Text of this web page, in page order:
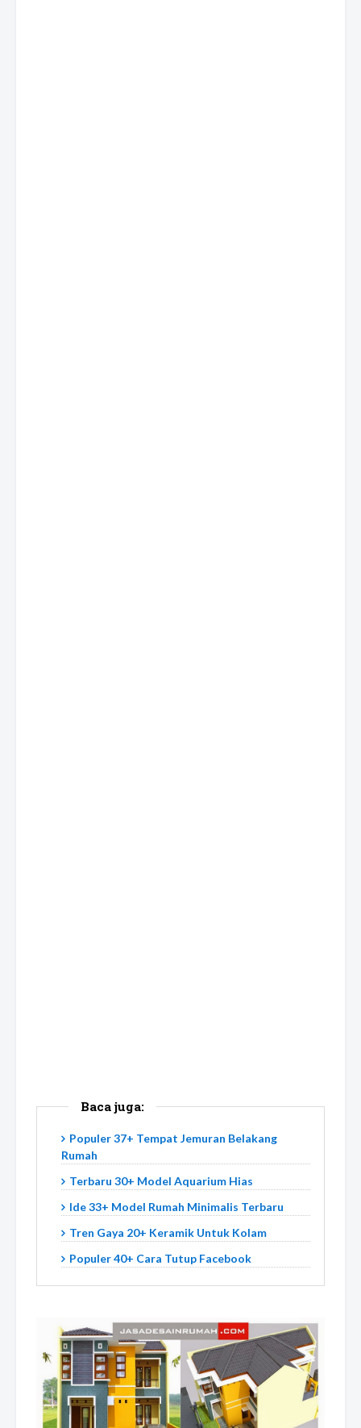
Baca juga:
Populer 37+ Tempat Jemuran Belakang
Rumah
Terbaru 30+ Model Aquarium Hias
Ide 33+ Model Rumah Minimalis Terbaru
Tren Gaya 20+ Keramik Untuk Kolam
Populer 40+ Cara Tutup Facebook